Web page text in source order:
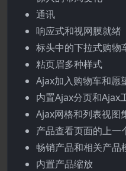
通讯
响应式和视网膜就绪
标头中的下拉式购物
粘页眉多种样式
Ajax加入购物车和愿
内置Ajax分页和Ajax
Ajax网格和列表视图
产品查看页面的上一
畅销产品和相关产品
内置产品缩放